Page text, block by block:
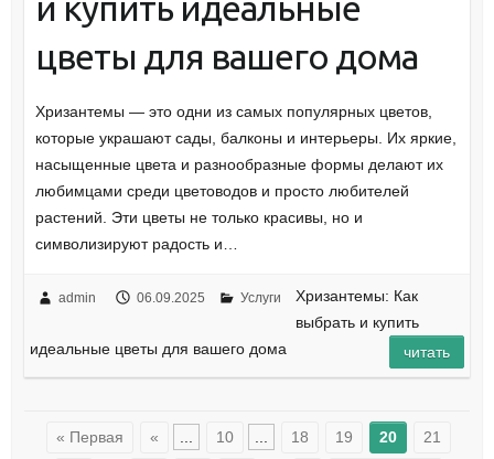
и купить идеальные
цветы для вашего дома
Хризантемы — это одни из самых популярных цветов,
которые украшают сады, балконы и интерьеры. Их яркие,
насыщенные цвета и разнообразные формы делают их
любимцами среди цветоводов и просто любителей
растений. Эти цветы не только красивы, но и
символизируют радость и…
admin 06.09.2025 Услуги
Хризантемы: Как
выбрать и купить
идеальные цветы для вашего дома
читать
« Первая « ... 10 ... 18 19 20 21